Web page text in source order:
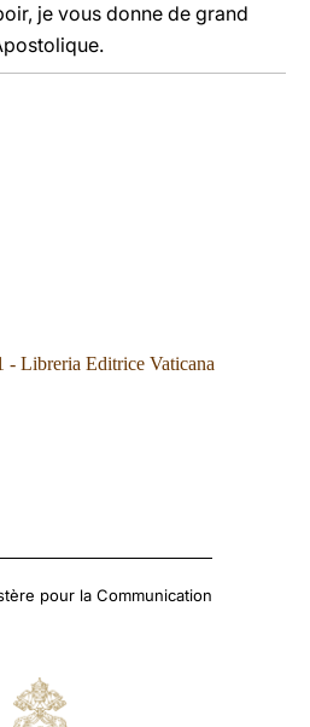
je vous donne de grand
Libreria Editrice Vaticana
pour la Communication